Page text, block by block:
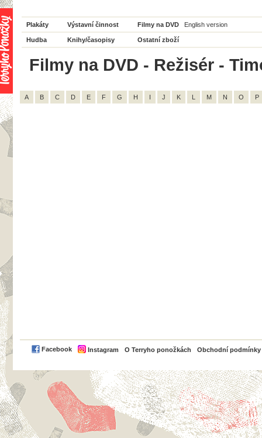
Plakáty Výstavní činnost Filmy na DVD English version
Hudba Knihy/časopisy Ostatní zboží
Filmy na DVD - Režisér -
A B C D E F G H I J K L M N O P
Facebook Instagram O Terryho ponožkách Obchodní podmínky
PayPal